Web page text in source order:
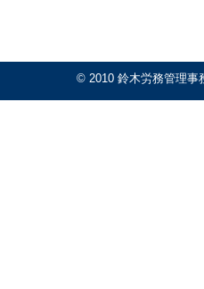
© 2010 鈴木労務管理事